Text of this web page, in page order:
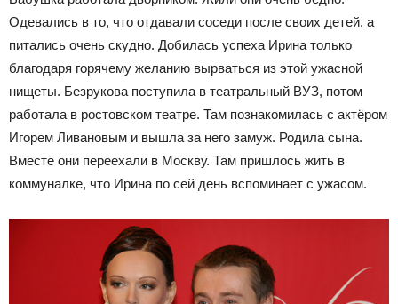
Одевались в то, что отдавали соседи после своих детей, а
питались очень скудно. Добилась успеха Ирина только
благодаря горячему желанию вырваться из этой ужасной
нищеты. Безрукова поступила в театральный ВУЗ, потом
работала в ростовском театре. Там познакомилась с актёром
Игорем Ливановым и вышла за него замуж. Родила сына.
Вместе они переехали в Москву. Там пришлось жить в
коммуналке, что Ирина по сей день вспоминает с ужасом.